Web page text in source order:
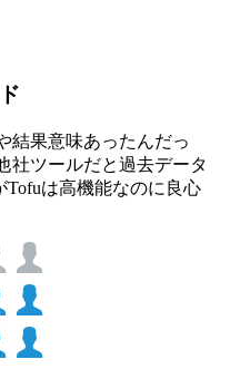
結果意味あったんだっ
社ツールだと過去データ
は高機能なのに良心